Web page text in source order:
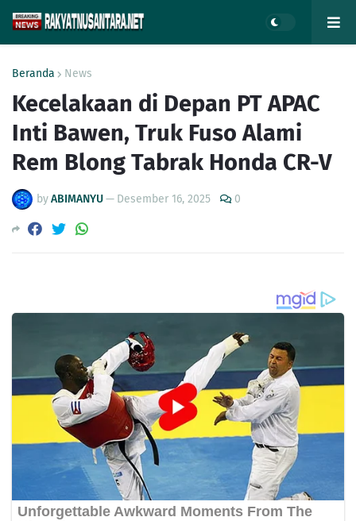
Beranda News
Kecelakaan di Depan PT APAC
Inti Bawen, Truk Fuso Alami
Rem Blong Tabrak Honda CR-V
byABIMANYU— Desember 16, 2025 0